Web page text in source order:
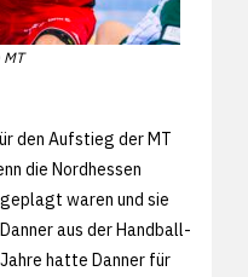
den Aufstieg der MT
die Nordhessen
waren und sie
aus der Handball-
hatte Danner für